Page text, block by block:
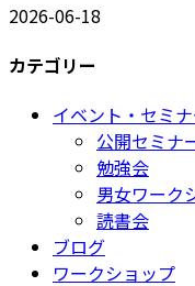
2026-06-18
カテゴリー
イベント・セミ
公開セミナ
勉強会
男女ワーク
読書会
ブログ
ワークショップ